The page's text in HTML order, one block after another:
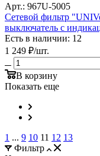
Арт.: 967U-5005
Сетевой фильтр
выключатель с
Есть в наличии: 12
1 249 ₽/шт.
В корзину
Показать еще
1 ... 9 10 11 12 13
Фильтр